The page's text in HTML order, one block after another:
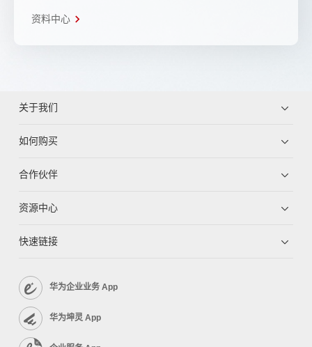
资料中心
关于我们
如何购买
合作伙伴
资源中心
快速链接
华为企业业务 App
华为坤灵 App